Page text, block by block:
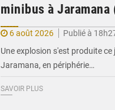
minibus à Jaramana
6 août 2026
Publié à
Une explosion s'est produite ce
Jaramana, en périphérie…
SAVOIR PLUS